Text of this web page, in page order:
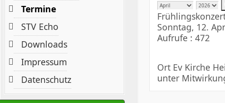
Termine
STV Echo
Downloads
Impressum
Datenschutz
Sonntag, 12.
Aufrufe : 472
Ort Ev Kirche
unter